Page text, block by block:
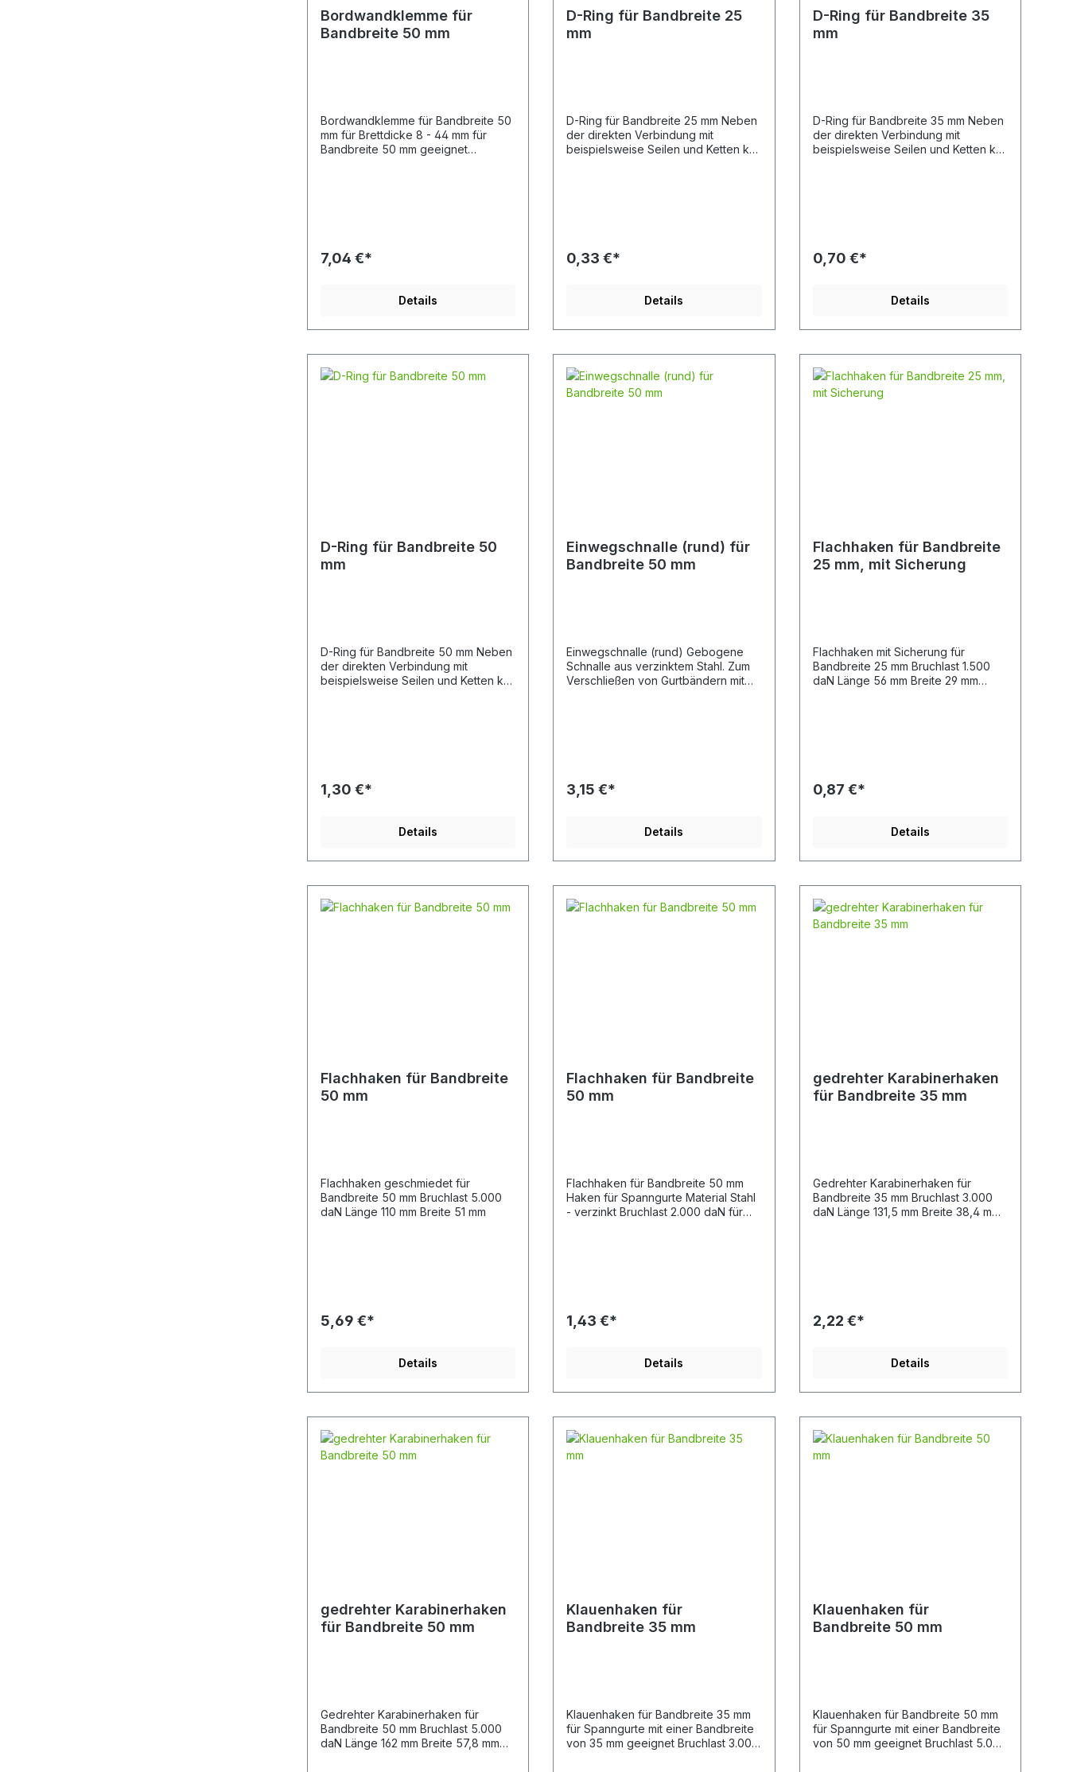
Bordwandklemme für
Bandbreite 50 mm
Bordwandklemme für Bandbreite 50
mm für Brettdicke 8 - 44 mm für
Bandbreite 50 mm geeignet
7,04 €*
Details
D-Ring für Bandbreite 25
mm
D-Ring für Bandbreite 25 mm Neben
der direkten Verbindung mit
beispielsweise Seilen und Ketten ko
Materialdicke 6 mm für Bandbreite
0,33 €*
Details
D-Ring für Bandbreite 35
mm
D-Ring für Bandbreite 35 mm Neben
der direkten Verbindung mit
beispielsweise Seilen und Ketten ko
Materialdicke 9 mm für Bandbreite
35 mm geeigent
0,70 €*
Details
D-Ring für Bandbreite 50
mm
D-Ring für Bandbreite 50 mm Neben
der direkten Verbindung mit
beispielsweise Seilen und Ketten ko
Materialdicke 11,9 mm für Bandbreite
50 mm geeigent
1,30 €*
Details
Einwegschnalle (rund) für
Bandbreite 50 mm
Einwegschnalle (rund) Gebogene
Schnalle aus verzinktem Stahl. Zum
Verschließen von Gurtbändern mit
3,15 €*
Details
Flachhaken für Bandbreite
25 mm, mit Sicherung
Flachhaken mit Sicherung für
Bandbreite 25 mm Bruchlast 1.500
daN Länge 56 mm Breite 29 mm
0,87 €*
Details
Flachhaken für Bandbreite
50 mm
Flachhaken geschmiedet für
Bandbreite 50 mm Bruchlast 5.000
daN Länge 110 mm Breite 51 mm
5,69 €*
Details
Flachhaken für Bandbreite
50 mm
Flachhaken für Bandbreite 50 mm
Haken für Spanngurte Material Stahl
- verzinkt Bruchlast 2.000 daN für
1,43 €*
Details
gedrehter Karabinerhaken
für Bandbreite 35 mm
Gedrehter Karabinerhaken für
Bandbreite 35 mm Bruchlast 3.000
daN Länge 131,5 mm Breite 38,4 mm
2,22 €*
Details
gedrehter Karabinerhaken
für Bandbreite 50 mm
Gedrehter Karabinerhaken für
Bandbreite 50 mm Bruchlast 5.000
daN Länge 162 mm Breite 57,8 mm
Klauenhaken für
Bandbreite 35 mm
Klauenhaken für Bandbreite 35 mm
für Spanngurte mit einer Bandbreite
von 35 mm geeignet Bruchlast 3.000
Klauenhaken für
Bandbreite 50 mm
Klauenhaken für Bandbreite 50 mm
für Spanngurte mit einer Bandbreite
von 50 mm geeignet Bruchlast 5.000